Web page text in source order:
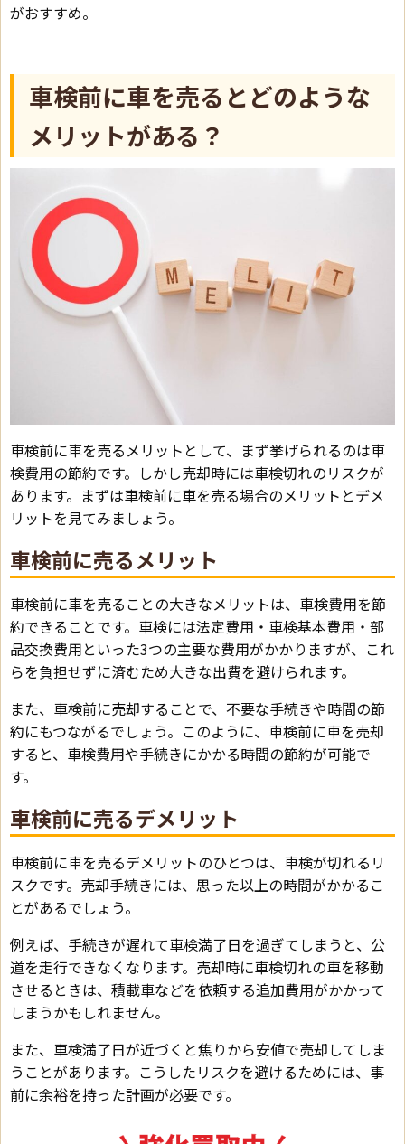
がおすすめ。
車検前に車を売るとどのような
メリットがある？
車検前に車を売るメリットとして、まず挙げられるのは車
検費用の節約です。しかし売却時には車検切れのリスクが
あります。まずは車検前に車を売る場合のメリットとデメ
リットを見てみましょう。
車検前に売るメリット
車検前に車を売ることの大きなメリットは、車検費用を節
約できることです。車検には法定費用・車検基本費用・部
品交換費用といった3つの主要な費用がかかりますが、これ
らを負担せずに済むため大きな出費を避けられます。
また、車検前に売却することで、不要な手続きや時間の節
約にもつながるでしょう。このように、車検前に車を売却
すると、車検費用や手続きにかかる時間の節約が可能で
す。
車検前に売るデメリット
車検前に車を売るデメリットのひとつは、車検が切れるリ
スクです。売却手続きには、思った以上の時間がかかるこ
とがあるでしょう。
例えば、手続きが遅れて車検満了日を過ぎてしまうと、公
道を走行できなくなります。売却時に車検切れの車を移動
させるときは、積載車などを依頼する追加費用がかかって
しまうかもしれません。
また、車検満了日が近づくと焦りから安値で売却してしま
うことがあります。こうしたリスクを避けるためには、事
前に余裕を持った計画が必要です。